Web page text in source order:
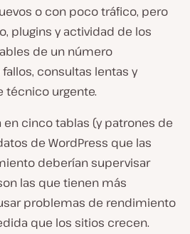
o con poco tráfico, pero
plugins y actividad de los
de un número
consultas lentas y
técnico urgente.
cinco tablas (y patrones de
de WordPress que las
deberían supervisar
las que tienen más
problemas de rendimiento
que los sitios crecen.